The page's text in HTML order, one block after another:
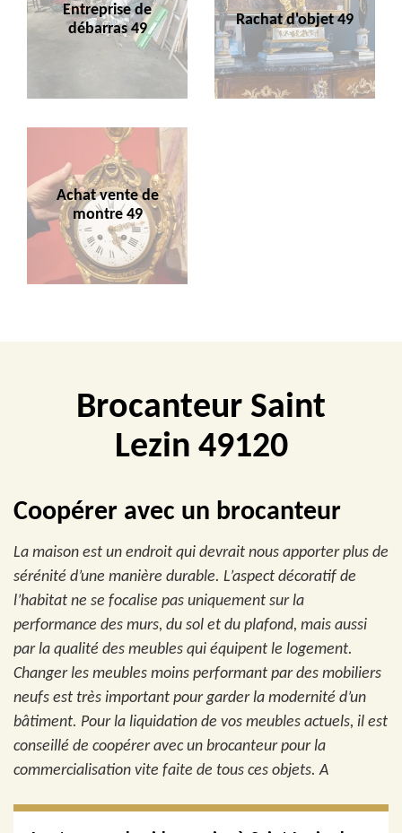
Entreprise de
débarras 49
Rachat d'objet 49
Achat vente de
montre 49
Brocanteur Saint
Lezin 49120
Coopérer avec un brocanteur
La maison est un endroit qui devrait nous apporter plus de
sérénité d’une manière durable. L’aspect décoratif de
l’habitat ne se focalise pas uniquement sur la
performance des murs, du sol et du plafond, mais aussi
par la qualité des meubles qui équipent le logement.
Changer les meubles moins performant par des mobiliers
neufs est très important pour garder la modernité d’un
bâtiment. Pour la liquidation de vos meubles actuels, il est
conseillé de coopérer avec un brocanteur pour la
commercialisation vite faite de tous ces objets. A